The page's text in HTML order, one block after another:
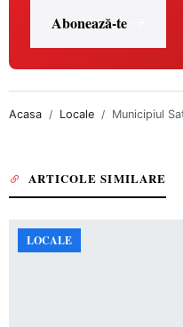
Abonează-te
Acasa Locale Municipiul
ARTICOLE SIMILARE
LOCALE